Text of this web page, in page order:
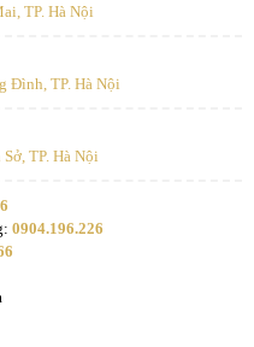
TP. Hà Nội
Đình, TP. Hà Nội
TP. Hà Nội
0904.196.226